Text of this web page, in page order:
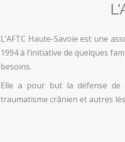
L’AFTC Haute-Savoie est une
1994 à l’initiative de quelques
besoins.
Elle a pour but la défense de
traumatisme crânien et autres